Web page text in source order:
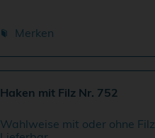
Merken
Haken mit Filz Nr. 752
Wahlweise mit oder ohne Filz